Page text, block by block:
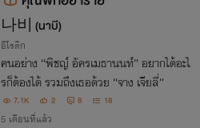
나비 (นาบี)
อีโรติก
คนอย่าง “พิชญ์ อัครเมธานนท์” อยากได้อะไ
รก็ต้องได้ รวมถึงเธอด้วย “จาง เจียลี่”
7.1K 2 8 18
5 เดือนที่แล้ว